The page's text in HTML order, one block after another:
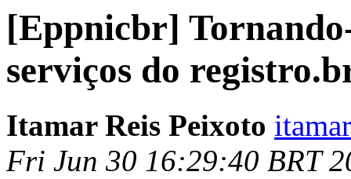
[Eppnicbr]
serviços do
Itamar Reis Peixoto
Fri Jun 30 16:29:40 BRT